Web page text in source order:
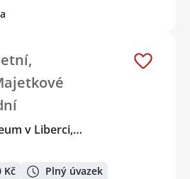
v Liberci,…
Kč Plný úvazek